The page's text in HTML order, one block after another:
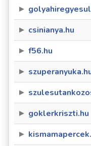
csinianya.hu
f56.hu
goklerkriszti.hu